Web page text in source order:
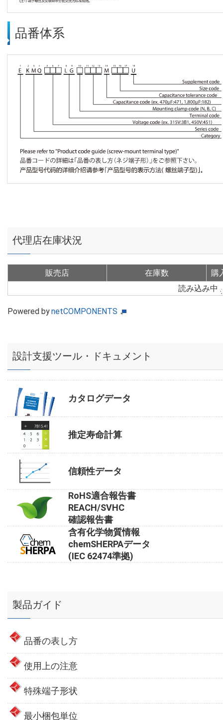
品番体系
代理店在庫状況
販売店 在庫数
購
読み込み中
Powered bynetCOMPONENTS
設計支援ツール・ドキュメント
カタログデータ
推定寿命計算
信頼性データ
RoHS適合報告書
REACH/SVHC
確認報告書
含有化学物質情報
chemSHERPAデータ
(IEC 62474準拠)
製品ガイド
品番の表し方
使用上の注意
特殊端子形状
最小梱包単位